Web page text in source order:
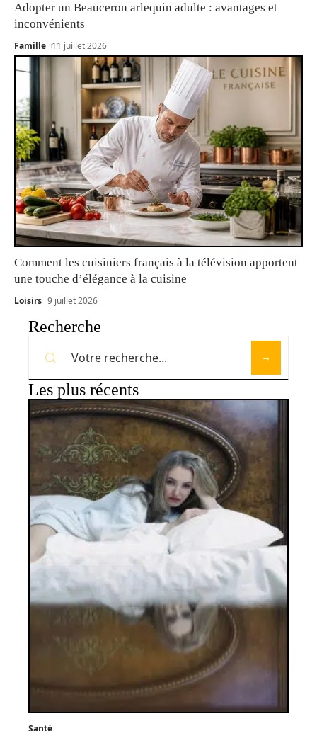
Adopter un Beauceron arlequin adulte : avantages et
inconvénients
Famille 11 juillet 2026
Comment les cuisiniers français à la télévision apportent
une touche d’élégance à la cuisine
Loisirs 9 juillet 2026
Recherche
Les plus récents
Santé